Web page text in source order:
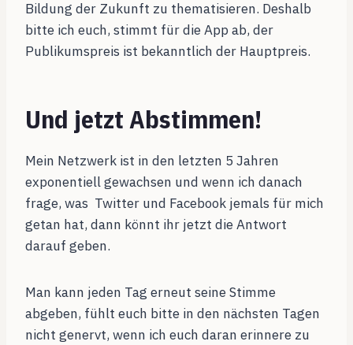
Bildung der Zukunft zu thematisieren. Deshalb
bitte ich euch, stimmt für die App ab, der
Publikumspreis ist bekanntlich der Hauptpreis.
Und jetzt Abstimmen!
Mein Netzwerk ist in den letzten 5 Jahren
exponentiell gewachsen und wenn ich danach
frage, was Twitter und Facebook jemals für mich
getan hat, dann könnt ihr jetzt die Antwort
darauf geben.
Man kann jeden Tag erneut seine Stimme
abgeben, fühlt euch bitte in den nächsten Tagen
nicht genervt, wenn ich euch daran erinnere zu